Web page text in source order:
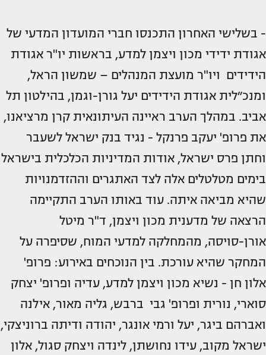
- בשלישי האחרון התכנסו חברי המועדון המדעי של
אגודת ידידי מכון ויצמן למדע, בראשות יו"ר אגודת
הידידים ויו"ר מועצת המנהלים – שמשון הראל,
ומנכ״לית אגודת הידידים יעל גורן-וגמן, בהילטון תל
אביב. במהלך הערב ראיינה העיתונאית קרן מרציאנו,
את פרופ' יעקב פרנקל - נגיד בנק ישראל לשעבר
וחתן פרס ישראל, אודות המדיניות הכלכלית בישראל
בימים מטלטלים אלה לצד האתגרים וההזדמנויות
שהיא מביאה איתה. עוד באותו הערב התקיימה
הרצאה של מדענית מכון ויצמן, ד"ר מיטל
אורן-סויסה, מהמחלקה למדעי המוח, שסיפרה על
המחקר שהיא עורכת. בין הנוכחים באירוע: פרופ'
אלון חן - נשיא מכון ויצמן למדע, עדיה ופרופ' יצחק
סוארי, נורית ופרופ' גבי ברבש, גליה מאור, אילנה
ואברהם ביגר, יעל ורמי אונגר, יהודה ודיתה ברוניצקי,
ישראל מקוב, עידו נחושתן, לינדה ויצחק סגול, אלון